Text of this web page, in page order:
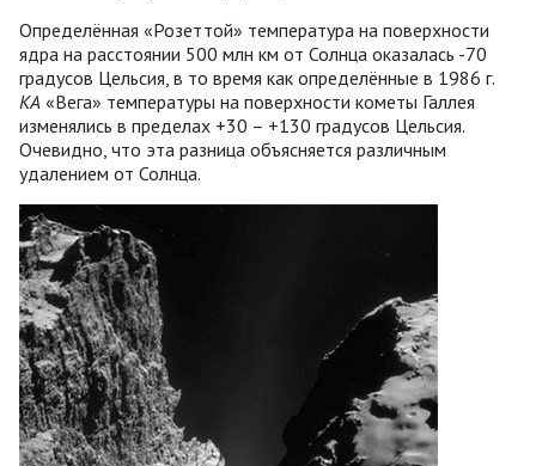
Определённая «Розеттой» температура на поверхности
ядра на расстоянии 500 млн км от Солнца оказалась -70
градусов Цельсия, в то время как определённые в 1986 г.
КА «Вега» температуры на поверхности кометы Галлея
изменялись в пределах +30 – +130 градусов Цельсия.
Очевидно, что эта разница объясняется различным
удалением от Солнца.